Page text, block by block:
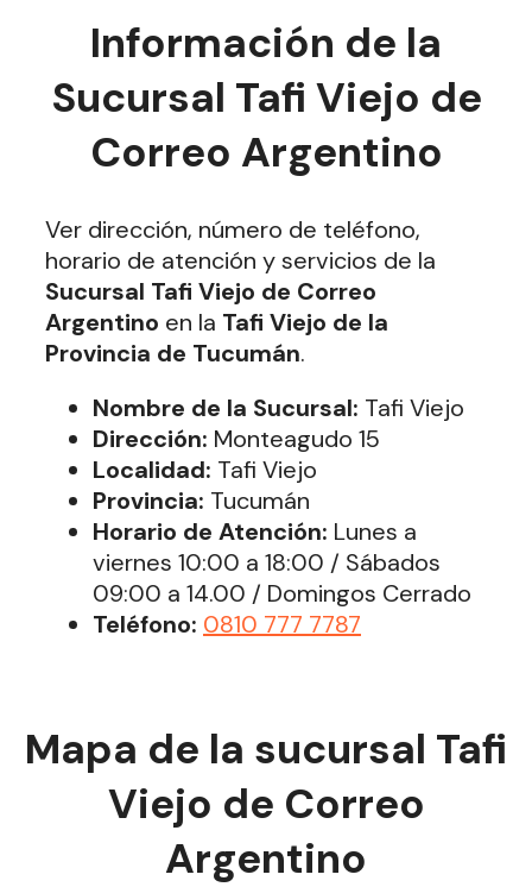
Información de la
Sucursal Tafi Viejo de
Correo Argentino
Ver dirección, número de teléfono,
horario de atención y servicios de la
Sucursal Tafi Viejo de Correo
Argentino en la Tafi Viejo de la
Provincia de Tucumán.
Nombre de la Sucursal: Tafi Viejo
Dirección: Monteagudo 15
Localidad: Tafi Viejo
Provincia: Tucumán
Horario de Atención: Lunes a
viernes 10:00 a 18:00 / Sábados
09:00 a 14.00 / Domingos Cerrado
Teléfono: 0810 777 7787
Mapa de la sucursal Tafi
Viejo de Correo
Argentino